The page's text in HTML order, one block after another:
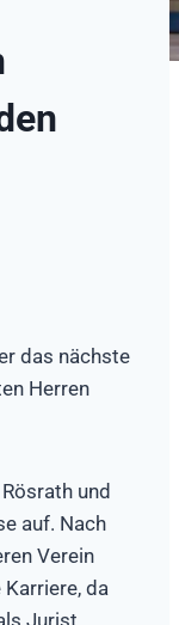
das nächste
Herren
und
auf. Nach
Verein
da